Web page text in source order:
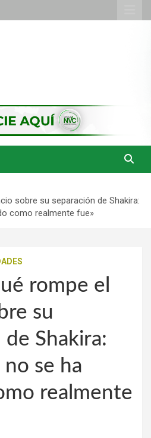
sobre su separación de Shakira:
como realmente fue»
rompe el
su
Shakira:
no se ha
realmente